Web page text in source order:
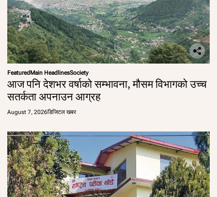
Featured Main HeadlinesSociety
आज पनि देशभर वर्षाको सम्भावना, मौसम विभागको उच्च
सतर्कता अपनाउन आग्रह
August 7, 2026डिजिटल खबर